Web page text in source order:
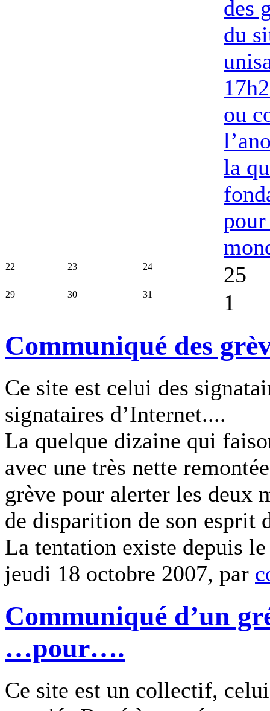
des
du
ou
la
22 23 24 25
29 30 31 1
Communiqué des
Ce site est celui des
signataires d’Internet....
La quelque dizaine qui
avec une très nette
grève pour alerter les deux
de disparition de son esprit
La tentation existe depuis
jeudi 18 octobre 2007, par
Communiqué d’un
…pour….
Ce site est un collectif,